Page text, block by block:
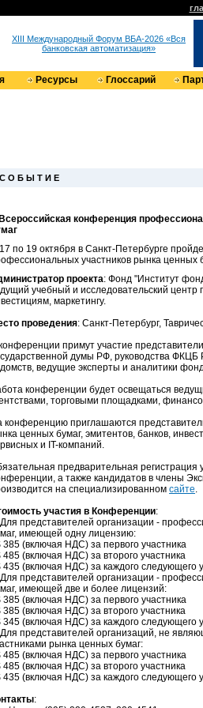
XIII Международный Форум ВБА-2026 «Вся
банковская автоматизация»
Ресурсы Глоссарий
С О Б Ы Т И Е
конференция
по 19 октября в Санкт-Петербурге
участников рынка ценных
проекта: Фонд "Институт
учебный и исследовательский
маркетингу.
проведения: Санкт-Петербург,
примут участие
думы РФ, руководства
ведущие эксперты и аналитики
конференции будет освещаться
торговыми площадками,
конференцию приглашаются
ценных бумаг, эмитентов, банков,
и IT-компаний.
предварительная регистрация
а также кандидатов в члены
на специализированном сайте.
участия в Конференции:
представителей организации -
имеющей одну лицензию:
385 (включая НДС) за первого участника
485 (включая НДС) за второго участника
435 (включая НДС) за каждого следующего
представителей организации -
имеющей две и более лицензий:
385 (включая НДС) за первого участника
385 (включая НДС) за второго участника
345 (включая НДС) за каждого следующего
представителей организаций, не
рынка ценных бумаг:
485 (включая НДС) за первого участника
485 (включая НДС) за второго участника
435 (включая НДС) за каждого следующего
: